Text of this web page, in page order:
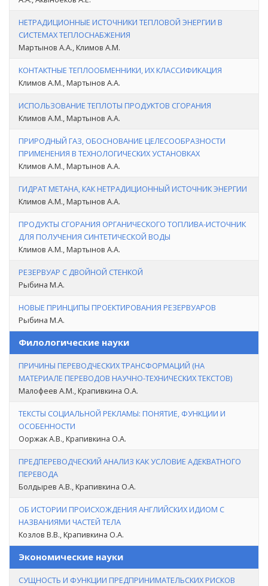
НЕТРАДИЦИОННЫЕ ИСТОЧНИКИ ТЕПЛОВОЙ ЭНЕРГИИ В
СИСТЕМАХ ТЕПЛОСНАБЖЕНИЯ
Мартынов А.А., Климов А.М.
КОНТАКТНЫЕ ТЕПЛООБМЕННИКИ, ИХ КЛАССИФИКАЦИЯ
Климов А.М., Мартынов А.А.
ИСПОЛЬЗОВАНИЕ ТЕПЛОТЫ ПРОДУКТОВ СГОРАНИЯ
Климов А.М., Мартынов А.А.
ПРИРОДНЫЙ ГАЗ, ОБОСНОВАНИЕ ЦЕЛЕСООБРАЗНОСТИ
ПРИМЕНЕНИЯ В ТЕХНОЛОГИЧЕСКИХ УСТАНОВКАХ
Климов А.М., Мартынов А.А.
ГИДРАТ МЕТАНА, КАК НЕТРАДИЦИОННЫЙ ИСТОЧНИК ЭНЕРГИИ
Климов А.М., Мартынов А.А.
ПРОДУКТЫ СГОРАНИЯ ОРГАНИЧЕСКОГО ТОПЛИВА-ИСТОЧНИК
ДЛЯ ПОЛУЧЕНИЯ СИНТЕТИЧЕСКОЙ ВОДЫ
Климов А.М., Мартынов А.А.
РЕЗЕРВУАР С ДВОЙНОЙ СТЕНКОЙ
Рыбина М.А.
НОВЫЕ ПРИНЦИПЫ ПРОЕКТИРОВАНИЯ РЕЗЕРВУАРОВ
Рыбина М.А.
Филологические науки
ПРИЧИНЫ ПЕРЕВОДЧЕСКИХ ТРАНСФОРМАЦИЙ (НА
МАТЕРИАЛЕ ПЕРЕВОДОВ НАУЧНО-ТЕХНИЧЕСКИХ ТЕКСТОВ)
Малофеев А.М., Крапивкина О.А.
ТЕКСТЫ СОЦИАЛЬНОЙ РЕКЛАМЫ: ПОНЯТИЕ, ФУНКЦИИ И
ОСОБЕННОСТИ
Ооржак А.В., Крапивкина О.А.
ПРЕДПЕРЕВОДЧЕСКИЙ АНАЛИЗ КАК УСЛОВИЕ АДЕКВАТНОГО
ПЕРЕВОДА
Болдырев А.В., Крапивкина О.А.
ОБ ИСТОРИИ ПРОИСХОЖДЕНИЯ АНГЛИЙСКИХ ИДИОМ С
НАЗВАНИЯМИ ЧАСТЕЙ ТЕЛА
Козлов В.В., Крапивкина О.А.
Экономические науки
СУЩНОСТЬ И ФУНКЦИИ ПРЕДПРИНИМАТЕЛЬСКИХ РИСКОВ